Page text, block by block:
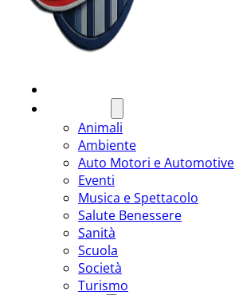
Animali
Ambiente
Auto Motori e Automotive
Eventi
Musica e Spettacolo
Salute Benessere
Sanità
Scuola
Società
Turismo